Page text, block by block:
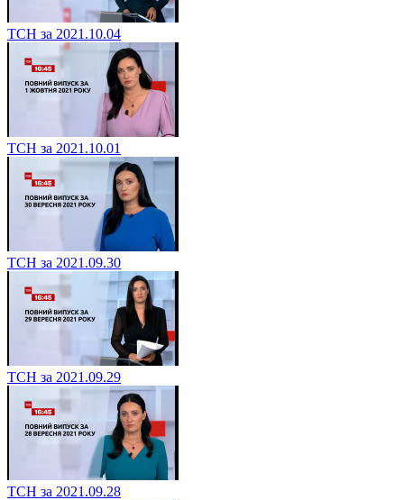
ТСН за 2021.10.04
ТСН за 2021.10.01
ТСН за 2021.09.30
ТСН за 2021.09.29
ТСН за 2021.09.28